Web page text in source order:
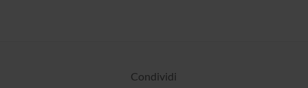
Condividi